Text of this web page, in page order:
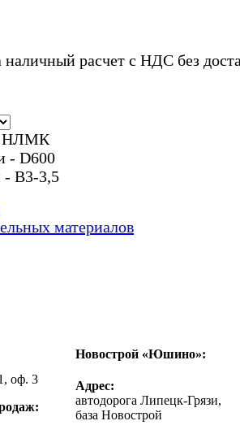
наличный расчет с НДС без
НЛМК
- D600
- В3-3,5
материалов
оф. 3
Новострой «Юшино»:
Адрес:
автодорога Липецк-Грязи,
база Новострой